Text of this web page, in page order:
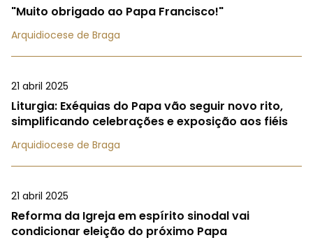
"Muito obrigado ao Papa Francisco!"
Arquidiocese de Braga
21 abril 2025
Liturgia: Exéquias do Papa vão seguir novo rito,
simplificando celebrações e exposição aos fiéis
Arquidiocese de Braga
21 abril 2025
Reforma da Igreja em espírito sinodal vai
condicionar eleição do próximo Papa